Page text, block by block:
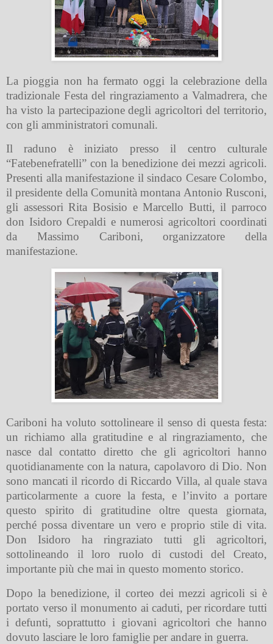
La pioggia non ha fermato oggi la celebrazione della
tradizionale Festa del ringraziamento a Valmadrera, che
ha visto la partecipazione degli agricoltori del territorio,
con gli amministratori comunali.
Il raduno è iniziato presso il centro culturale
“Fatebenefratelli” con la benedizione dei mezzi agricoli.
Presenti alla manifestazione il sindaco Cesare Colombo,
il presidente della Comunità montana Antonio Rusconi,
gli assessori Rita Bosisio e Marcello Butti, il parroco
don Isidoro Crepaldi e numerosi agricoltori coordinati
da Massimo Cariboni, organizzatore della
manifestazione.
Cariboni ha voluto sottolineare il senso di questa festa:
un richiamo alla gratitudine e al ringraziamento, che
nasce dal contatto diretto che gli agricoltori hanno
quotidianamente con la natura, capolavoro di Dio. Non
sono mancati il ricordo di Riccardo Villa, al quale stava
particolarmente a cuore la festa, e l’invito a portare
questo spirito di gratitudine oltre questa giornata,
perché possa diventare un vero e proprio stile di vita.
Don Isidoro ha ringraziato tutti gli agricoltori,
sottolineando il loro ruolo di custodi del Creato,
importante più che mai in questo momento storico.
Dopo la benedizione, il corteo dei mezzi agricoli si è
portato verso il monumento ai caduti, per ricordare tutti
i defunti, soprattutto i giovani agricoltori che hanno
dovuto lasciare le loro famiglie per andare in guerra.